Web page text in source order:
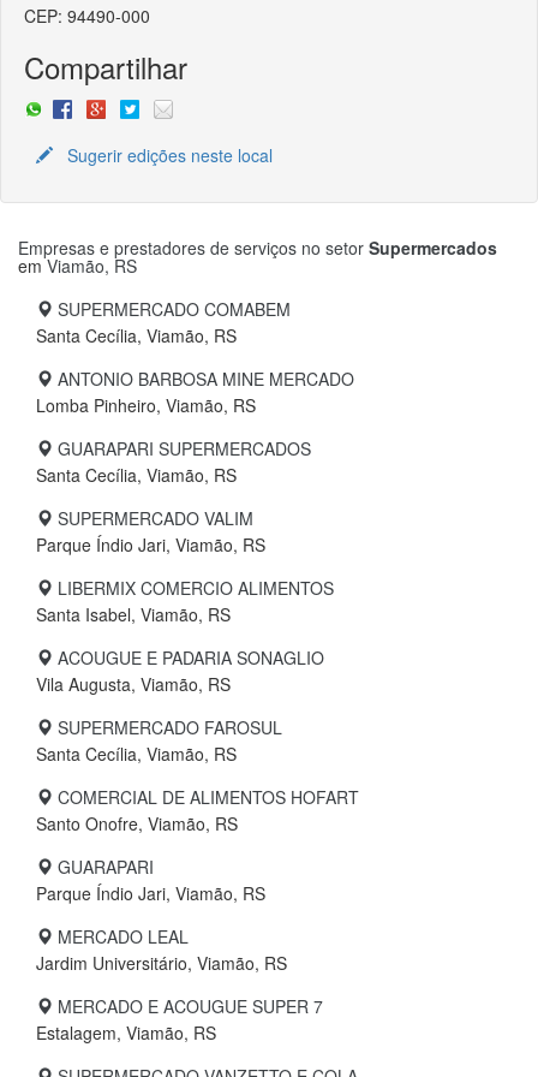
CEP: 94490-000
Compartilhar
Sugerir edições neste local
Empresas e prestadores de serviços no setor Supermercados
emViamão, RS
SUPERMERCADO COMABEM
Santa Cecília, Viamão, RS
ANTONIO BARBOSA MINE MERCADO
Lomba Pinheiro, Viamão, RS
GUARAPARI SUPERMERCADOS
Santa Cecília, Viamão, RS
SUPERMERCADO VALIM
Parque Índio Jari, Viamão, RS
LIBERMIX COMERCIO ALIMENTOS
Santa Isabel, Viamão, RS
ACOUGUE E PADARIA SONAGLIO
Vila Augusta, Viamão, RS
SUPERMERCADO FAROSUL
Santa Cecília, Viamão, RS
COMERCIAL DE ALIMENTOS HOFART
Santo Onofre, Viamão, RS
GUARAPARI
Parque Índio Jari, Viamão, RS
MERCADO LEAL
Jardim Universitário, Viamão, RS
MERCADO E ACOUGUE SUPER 7
Estalagem, Viamão, RS